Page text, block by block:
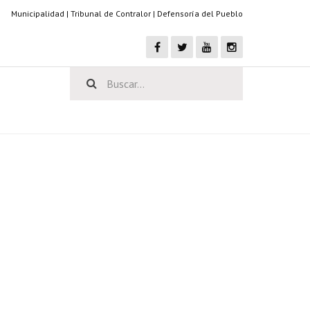
Municipalidad | Tribunal de Contralor | Defensoría del Pueblo